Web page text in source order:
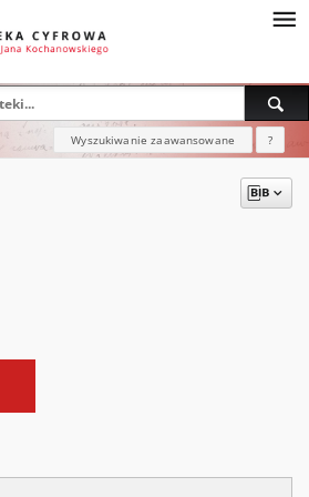
Wyszukiwanie zaawansowane ?